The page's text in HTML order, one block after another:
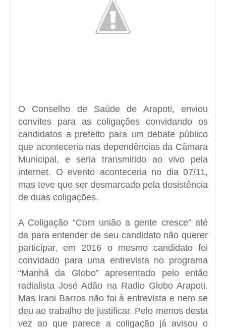
O Conselho de Saúde de Arapoti, enviou
convites para as coligações convidando os
candidatos a prefeito para um debate público
que aconteceria nas dependências da Câmara
Municipal, e seria transmitido ao vivo pela
internet. O evento aconteceria no dia 07/11,
mas teve que ser desmarcado pela desistência
de duas coligações.
A Coligação “Com união a gente cresce” até
da para entender de seu candidato não querer
participar, em 2016 o mesmo candidato foi
convidado para uma entrevista no programa
“Manhã da Globo” apresentado pelo então
radialista José Adão na Radio Globo Arapoti.
Mas Irani Barros não foi à entrevista e nem se
deu ao trabalho de justificar. Pelo menos desta
vez ao que parece a coligação já avisou o